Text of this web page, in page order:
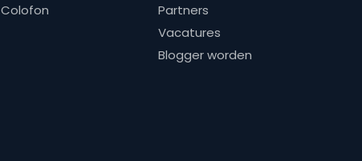
Colofon
Partners
Vacatures
Blogger worden